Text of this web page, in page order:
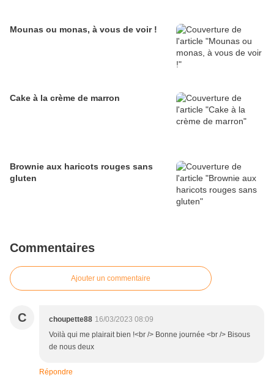
Mounas ou monas, à vous de voir !
Cake à la crème de marron
Brownie aux haricots rouges sans
gluten
Commentaires
Ajouter un commentaire
C choupette88 16/03/2023 08:09
Voilà qui me plairait bien !<br /> Bonne journée <br /> Bisous
de nous deux
Répondre